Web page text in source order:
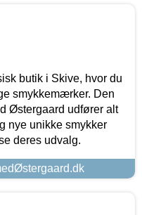
butik i Skive, hvor du
smykkemærker. Den
Østergaard udfører alt
nye unikke smykker
deres udvalg.